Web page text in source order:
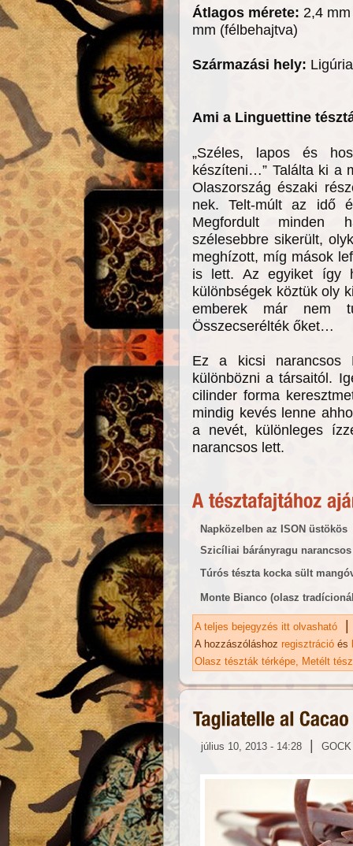
Átlagos mérete: 2,4
mm (félbehajtva)
Származási hely: Ligúria
Ami a Linguettine
„Széles, lapos és
készíteni…” Találta ki a
Olaszország északi
nek. Telt-múlt az idő
Megfordult minden
szélesebbre sikerült,
meghízott, míg mások
is lett. Az egyiket így
különbségek köztük oly
emberek már nem
Összecserélték őket…
Ez a kicsi narancsos
különbözni a társaitól.
cilinder forma
mindig kevés lenne
a nevét, különleges
narancsos lett.
Napközelben az ISON üstökös
Szicíliai bárányragu narancsos
Túrós tészta kocka sült
Monte Bianco (olasz
A teljes bejegyzés itt olvasható |
A hozzászóláshoz regisztráció és
Olasz tészták térképe Metélt
július 10, 2013 - 14:28 | GOCK